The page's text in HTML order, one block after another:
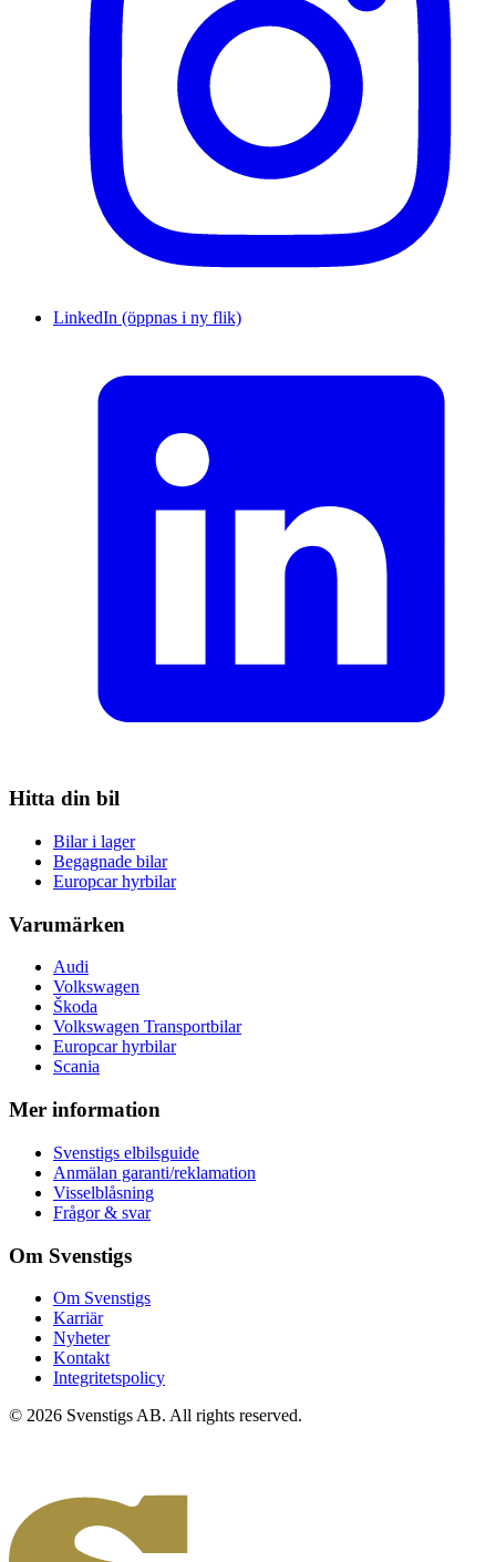
LinkedIn (öppnas i ny flik)
Hitta din bil
Bilar i lager
Begagnade bilar
Europcar hyrbilar
Varumärken
Audi
Volkswagen
Škoda
Volkswagen Transportbilar
Europcar hyrbilar
Scania
Mer information
Svenstigs elbilsguide
Anmälan garanti/reklamation
Visselblåsning
Frågor & svar
Om Svenstigs
Om Svenstigs
Karriär
Nyheter
Kontakt
Integritetspolicy
© 2026 Svenstigs AB. All rights reserved.